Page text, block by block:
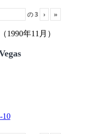
の3 › »
1990年11月）